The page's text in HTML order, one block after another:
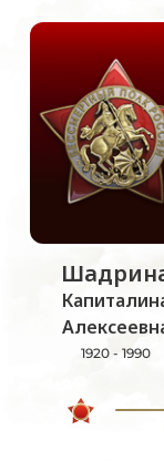
1920 - 1990